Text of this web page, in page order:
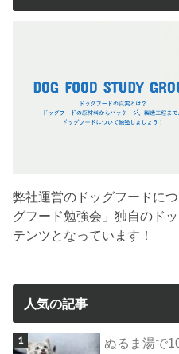
弊社運営のドッグフードに
グフード勉強会」独自のド
テンツとなっています！
人気の記事
ぬるま湯で